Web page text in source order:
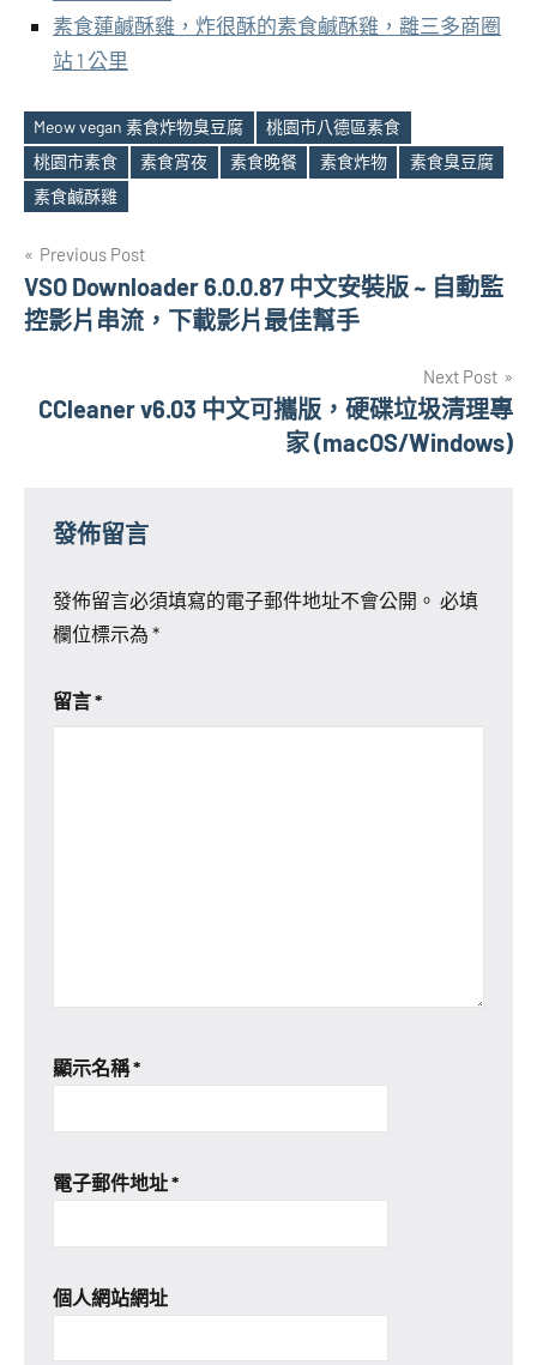
素食蓮鹹酥雞，炸很酥的素食鹹酥雞，離三多商圈
站 1 公里
Tags
Meow vegan 素食炸物臭豆腐
桃園市八德區素食
桃園市素食
素食宵夜 素食晚餐 素食炸物
素食臭豆腐
素食鹹酥雞
文
章
覽
Previous Post
VSO Downloader 6.0.0.87 中文安裝版 ~ 自動監
控影片串流，下載影片最佳幫手
Next Post
CCleaner v6.03 中文可攜版，硬碟垃圾清理專
家 (macOS/Windows)
發佈留言
發佈留言必須填寫的電子郵件地址不會公開。 必填
欄位標示為 *
留言*
顯示名稱*
電子郵件地址*
個人網站網址